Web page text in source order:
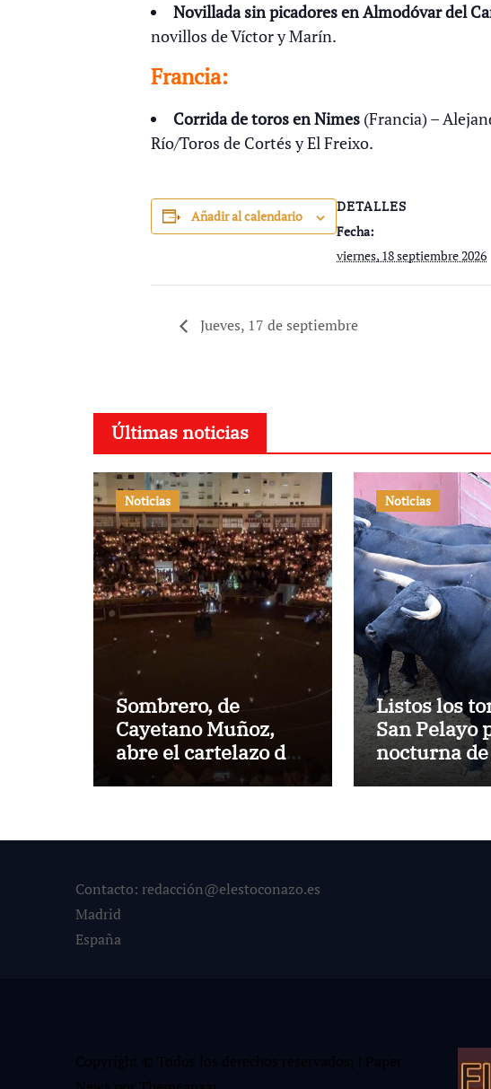
Novillada sin picadores en Almodóvar del
novillos de Víctor y Marín.
Francia:
Corrida de toros en Nimes (Francia) –
Río/Toros de Cortés y El Freixo.
Añadir al calendario
DETALLES
Fecha:
viernes, 18 septiembre 2026
Jueves, 17 de septiembre
Últimas noticias
Noticias
Sombrero, de
Cayetano Muñoz,
abre el cartelazo de
Marbella
Noticias
Listos los
San Pelayo
nocturna
en El Puerto
Contacto: redacción@elestoconazo.es
Madrid
España